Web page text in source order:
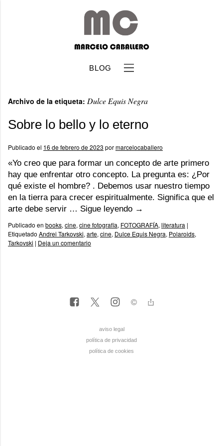
BLOG
Archivo de la etiqueta: Dulce Equis Negra
Sobre lo bello y lo eterno
Publicado el 16 de febrero de 2023 pormarcelocaballero
«Yo creo que para formar un concepto de arte primero
hay que enfrentar otro concepto. La pregunta es: ¿Por
qué existe el hombre? . Debemos usar nuestro tiempo
en la tierra para crecer espiritualmente. Significa que el
arte debe servir … Sigue leyendo →
Publicado en books, cine, cine fotografía, FOTOGRAFÍA, literatura |
Etiquetado Andrei Tarkovski, arte, cine, Dulce Equis Negra, Polaroids,
Tarkovski | Deja un comentario
aviso legal
política de privacidad
política de cookies